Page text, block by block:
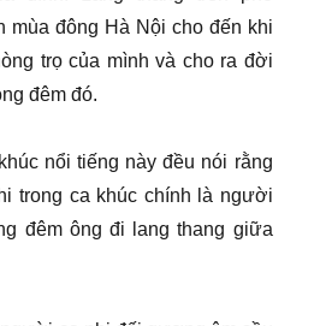
mùa đông Hà Nội cho đến khi
trọ của mình và cho ra đời
đêm đó.
nổi tiếng này đều nói rằng
trong ca khúc chính là người
đêm ông đi lang thang giữa